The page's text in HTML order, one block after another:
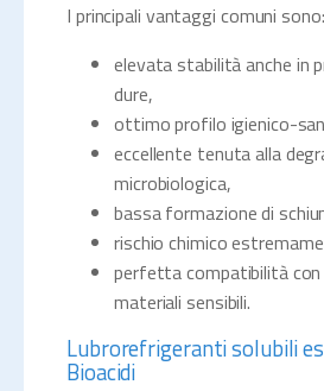
I principali vantaggi comuni sono:
elevata stabilità anche in
dure,
ottimo profilo igienico-
eccellente tenuta alla
microbiologica,
bassa formazione di
rischio chimico
perfetta compatibilità con
materiali sensibili.
Lubrorefrigeranti solubili
Bioacidi